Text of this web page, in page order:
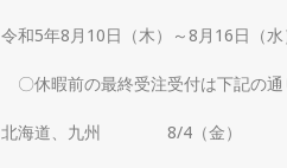
令和5年8月10日（木）～8月16日（水
〇休暇前の最終受注受付は下記の通
北海道、九州 8/4（金）